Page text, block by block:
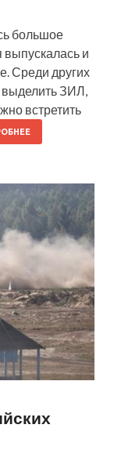
большое
выпускалась и
Среди других
ЗИЛ,
встретить